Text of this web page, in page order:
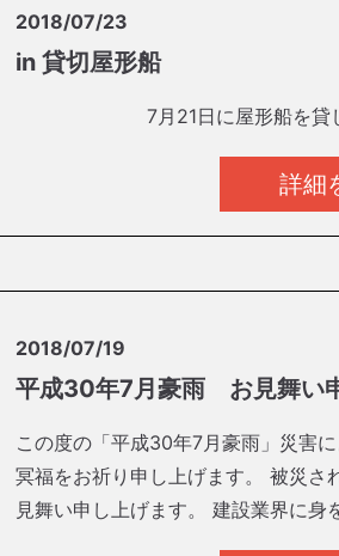
2018/07/23
in 貸切屋形船
7月21日に屋形船を貸し切
詳細
2018/07/19
平成30年7月豪雨 お見舞い
この度の「平成30年7月豪雨」災害
冥福をお祈り申し上げます。 被災さ
見舞い申し上げます。 建設業界に